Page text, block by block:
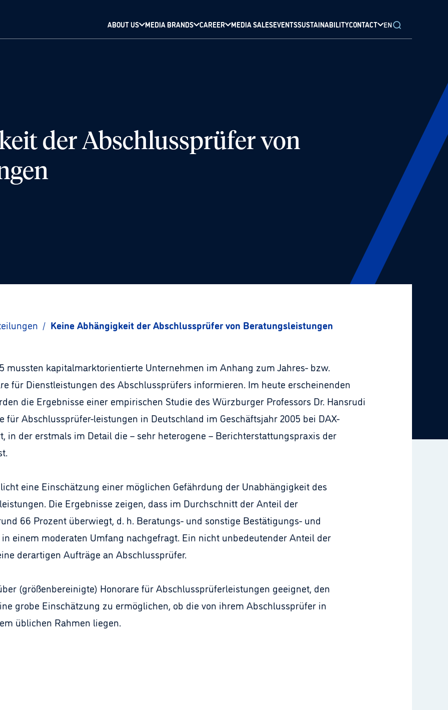
ABOUT US MEDIA BRANDS CAREER MEDIA SALESEVENTSSUSTAINABILITYCONTACT EN
der Abschlussprüfer von
/ Keine Abhängigkeit der Abschlussprüfer von Beratungsleistungen
mussten kapitalmarktorientierte Unternehmen im Anhang zum Jahres- bzw.
für Dienstleistungen des Abschlussprüfers informieren. Im heute erscheinenden
die Ergebnisse einer empirischen Studie des Würzburger Professors Dr. Hansrudi
für Abschlussprüfer-leistungen in Deutschland im Geschäftsjahr 2005 bei DAX-
in der erstmals im Detail die – sehr heterogene – Berichterstattungspraxis der
eine Einschätzung einer möglichen Gefährdung der Unabhängigkeit des
Die Ergebnisse zeigen, dass im Durchschnitt der Anteil der
66 Prozent überwiegt, d. h. Beratungs- und sonstige Bestätigungs- und
einem moderaten Umfang nachgefragt. Ein nicht unbedeutender Anteil der
derartigen Aufträge an Abschlussprüfer.
(größenbereinigte) Honorare für Abschlussprüferleistungen geeignet, den
grobe Einschätzung zu ermöglichen, ob die von ihrem Abschlussprüfer in
üblichen Rahmen liegen.